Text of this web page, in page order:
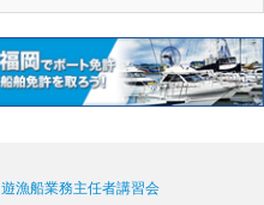
遊漁船業務主任者講習会